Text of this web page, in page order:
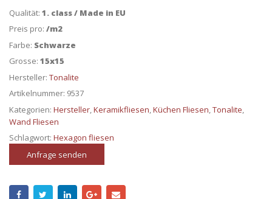
Qualität: 1. class / Made in EU
Preis pro: /m2
Farbe: Schwarze
Grosse: 15x15
Hersteller: Tonalite
Artikelnummer: 9537
Kategorien: Hersteller,Keramikfliesen,Küchen Fliesen,Tonalite,
Wand Fliesen
Schlagwort: Hexagon fliesen
Anfrage senden